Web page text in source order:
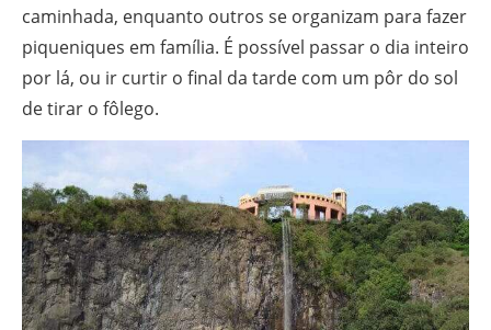
caminhada, enquanto outros se organizam para fazer
piqueniques em família. É possível passar o dia inteiro
por lá, ou ir curtir o final da tarde com um pôr do sol
de tirar o fôlego.